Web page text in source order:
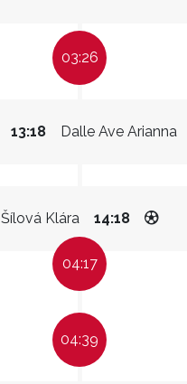
03:26
Dalle Ave Arianna
13:18
Šílová Klára 14:18
04:17
04:39